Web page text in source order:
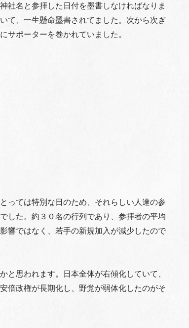
社名と参拝した日付を墨書しなければなりま
て、一生懸命墨書されてました。次から次ぎ
サポーターを巻かれていました。
っては特別な日のため、それらしい人達の参
した。約３０名の行列であり、参拝者の平均
響ではなく、若手の新規加入が減少したので
思われます。日本全体が右傾化していて、
倍政権が長期化し、野党が弱体化したのがそ